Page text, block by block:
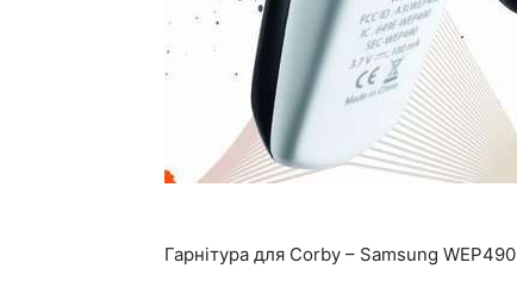
Гарнітура для Corby – Samsung WEP490